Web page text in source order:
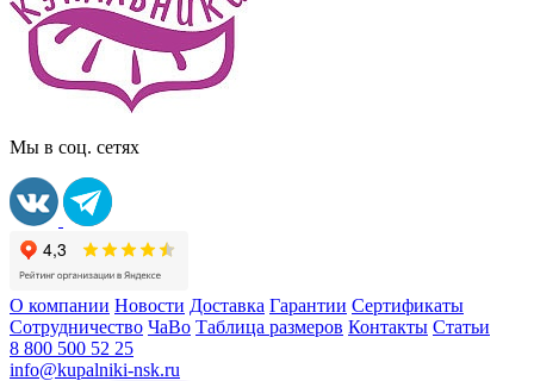
Мы в соц. сетях
О компании Новости Доставка Гарантии Сертификаты
Сотрудничество ЧаВо Таблица размеров Контакты Статьи
8 800 500 52 25
info@kupalniki-nsk.ru